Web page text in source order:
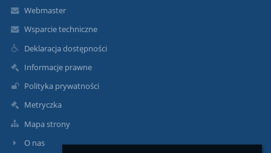
Webmaster
Wsparcie techniczne
Deklaracja dostępności
Informacje prawne
Polityka prywatności
Metryczka
Mapa strony
O nas